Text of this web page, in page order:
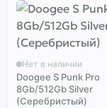
Нет в наличии
Doogee S Punk Pro
8Gb/512Gb Silver
(Серебристый)